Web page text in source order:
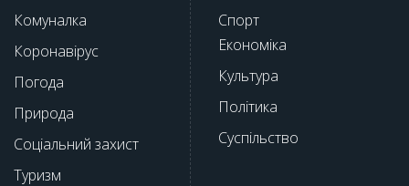
Комуналка
Коронавірус
Погода
Природа
Соціальний захист
Туризм
Спорт
Економіка
Культура
Політика
Суспільство